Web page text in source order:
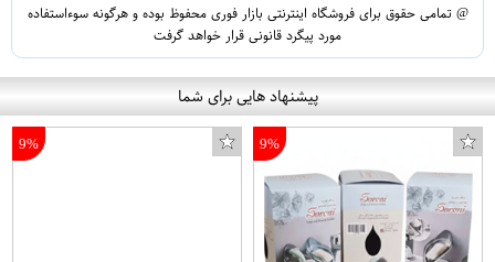
@ تمامی حقوق برای فروشگاه اینترنتی بازار فوری محفوظ بوده و هرگونه سوءاستفاده
مورد پیگرد قانونی قرار خواهد گرفت
پیشنهاد هایی برای شما
9%
9%